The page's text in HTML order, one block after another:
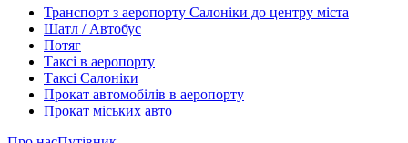
Транспорт з аеропорту Салоніки до центру міста
Шатл / Автобус
Потяг
Таксі в аеропорту
Таксі Салоніки
Прокат автомобілів в аеропорту
Прокат міських авто